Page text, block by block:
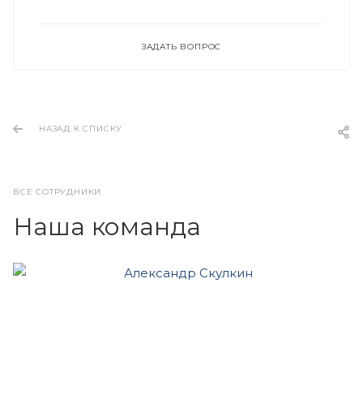
ЗАДАТЬ ВОПРОС
НАЗАД К СПИСКУ
ВСЕ СОТРУДНИКИ
Наша команда